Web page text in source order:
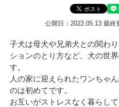
公開日：2022.05.13 最終
子犬は母犬や兄弟犬との関わ
ションのとり方など、犬の世
す。
人の家に迎えられたワンちゃ
のは初めてです。
お互いがストレスなく暮らし